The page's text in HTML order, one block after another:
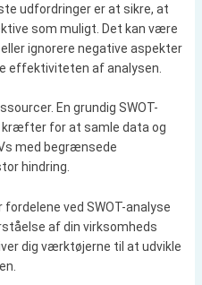
udfordringer er at sikre, at
som muligt. Det kan være
ignorere negative aspekter
effektiviteten af analysen.
En grundig SWOT-
for at samle data og
med begrænsede
hindring.
ved SWOT-analyse
af din virksomheds
dig værktøjerne til at udvikle